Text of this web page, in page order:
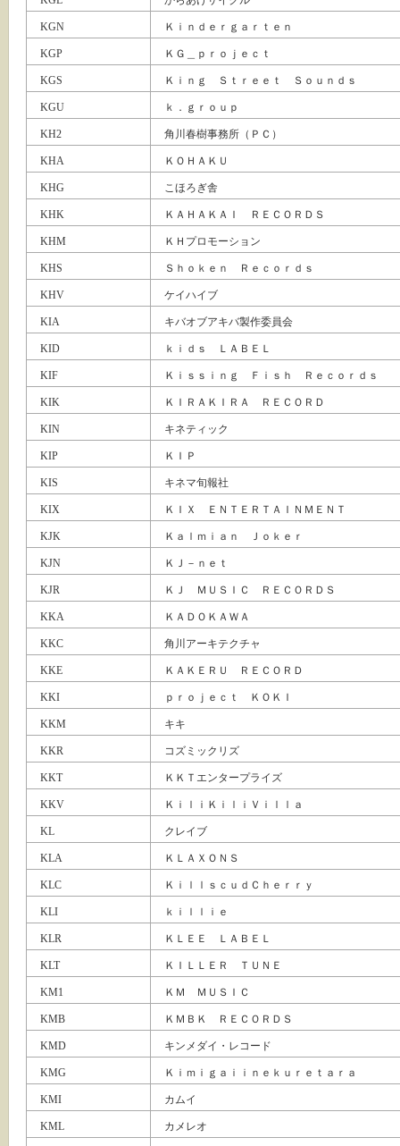
KGN Ｋｉｎｄｅｒｇａｒｔｅｎ
KGP ＫＧ＿ｐｒｏｊｅｃｔ
KGS Ｋｉｎｇ Ｓｔｒｅｅｔ Ｓｏｕｎｄｓ
KGU ｋ．ｇｒｏｕｐ
KH2 角川春樹事務所（ＰＣ）
KHA ＫＯＨＡＫＵ
KHG こほろぎ舎
KHK ＫＡＨＡＫＡＩ ＲＥＣＯＲＤＳ
KHM ＫＨプロモーション
KHS Ｓｈｏｋｅｎ Ｒｅｃｏｒｄｓ
KHV ケイハイブ
KIA キバオブアキバ製作委員会
KID ｋｉｄｓ ＬＡＢＥＬ
KIF Ｋｉｓｓｉｎｇ Ｆｉｓｈ Ｒｅｃｏｒｄｓ
KIK ＫＩＲＡＫＩＲＡ ＲＥＣＯＲＤ
KIN キネティック
KIP ＫＩＰ
KIS キネマ旬報社
KIX ＫＩＸ ＥＮＴＥＲＴＡＩＮＭＥＮＴ
KJK Ｋａｌｍｉａｎ Ｊｏｋｅｒ
KJN ＫＪ－ｎｅｔ
KJR ＫＪ ＭＵＳＩＣ ＲＥＣＯＲＤＳ
KKA ＫＡＤＯＫＡＷＡ
KKC 角川アーキテクチャ
KKE ＫＡＫＥＲＵ ＲＥＣＯＲＤ
KKI ｐｒｏｊｅｃｔ ＫＯＫＩ
KKM キキ
KKR コズミックリズ
KKT ＫＫＴエンタープライズ
KKV ＫｉｌｉＫｉｌｉＶｉｌｌａ
KL クレイブ
KLA ＫＬＡＸＯＮＳ
KLC ＫｉｌｌｓｃｕｄＣｈｅｒｒｙ
KLI ｋｉｌｌｉｅ
KLR ＫＬＥＥ ＬＡＢＥＬ
KLT ＫＩＬＬＥＲ ＴＵＮＥ
KM1 ＫＭ ＭＵＳＩＣ
KMB ＫＭＢＫ ＲＥＣＯＲＤＳ
KMD キンメダイ・レコード
KMG Ｋｉｍｉｇａｉｉｎｅｋｕｒｅｔａｒａ
KMI カムイ
KML カメレオ